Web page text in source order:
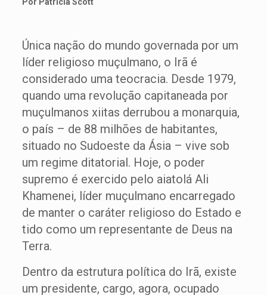
Única nação do mundo governada por um
líder religioso muçulmano, o Irã é
considerado uma teocracia. Desde 1979,
quando uma revolução capitaneada por
muçulmanos xiitas derrubou a monarquia,
o país – de 88 milhões de habitantes,
situado no Sudoeste da Ásia – vive sob
um regime ditatorial. Hoje, o poder
supremo é exercido pelo aiatolá Ali
Khamenei, líder muçulmano encarregado
de manter o caráter religioso do Estado e
tido como um representante de Deus na
Terra.
Dentro da estrutura política do Irã, existe
um presidente, cargo, agora, ocupado